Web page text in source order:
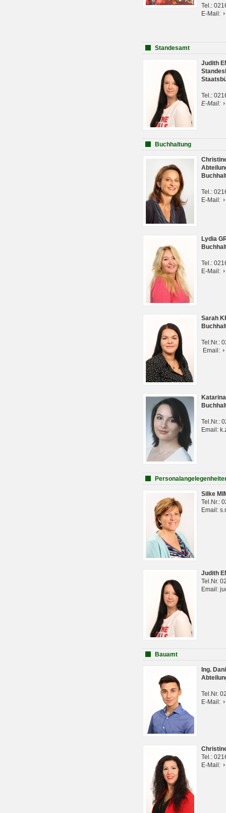
Tel.:
E-Mail:
Standesamt
Judith
Tel.:
E-Mail:
Buchhaltung
Tel.:
E-Mail:
Lydia
Tel.:
E-Mail:
Sarah
Tel:Nr.:
Email:
Tel.Nr.:
Email:
Silke
Tel.Nr.:
Email:
Judith
Tel.Nr.
Email:
Bauamt
Ing.
Tel.Nr.
E-Mail:
Tel.:
E-Mail: